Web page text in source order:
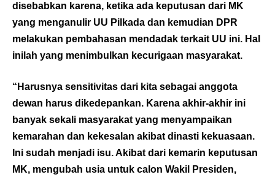
disebabkan karena, ketika ada keputusan dari MK
yang menganulir UU Pilkada dan kemudian DPR
melakukan pembahasan mendadak terkait UU ini. Hal
inilah yang menimbulkan kecurigaan masyarakat.
“Harusnya sensitivitas dari kita sebagai anggota
dewan harus dikedepankan. Karena akhir-akhir ini
banyak sekali masyarakat yang menyampaikan
kemarahan dan kekesalan akibat dinasti kekuasaan.
Ini sudah menjadi isu. Akibat dari kemarin keputusan
MK, mengubah usia untuk calon Wakil Presiden,